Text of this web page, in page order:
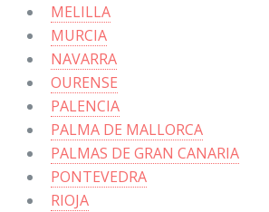
MELILLA
MURCIA
NAVARRA
OURENSE
PALENCIA
PALMA DE MALLORCA
PALMAS DE GRAN CANARIA
PONTEVEDRA
RIOJA